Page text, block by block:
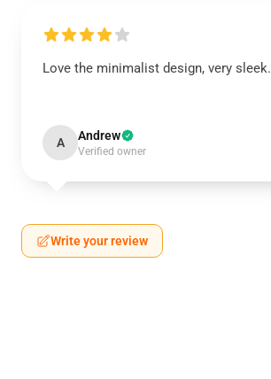
Love the minimalist design, very sleek.
A Andrew
Verified owner
Write your review